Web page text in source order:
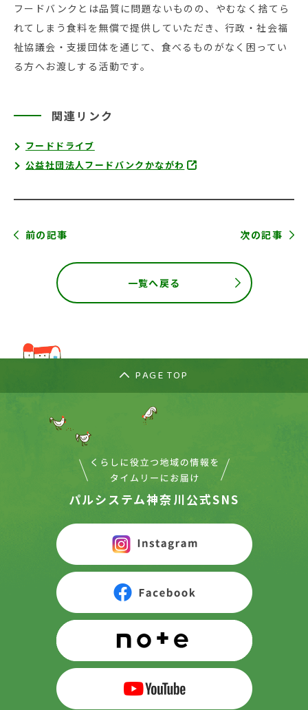
フードバンクとは品質に問題ないものの、やむなく捨てら
れてしまう食料を無償で提供していただき、行政・社会福
祉協議会・支援団体を通じて、食べるものがなく困ってい
る方へお渡しする活動です。
関連リンク
フードドライブ
公益社団法人フードバンクかながわ
前の記事 次の記事
一覧へ戻る
PAGE TOP
パルシステム神奈川公式SNS